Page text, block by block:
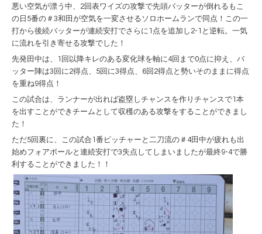
悪い空気が漂う中、2回表ワイズの攻撃で先頭バッターが倒れるもこ
の日5番の＃3和田が空気を一変させるソロホームランで同点！この一
打から後続バッターが連続安打でさらに1点を追加し2-1と逆転。一気
に流れを引き寄せる攻撃でした！
先発田中は、1回以降キレのある変化球を軸に4回まで0点に抑え、バ
ッター陣は3回に2得点、5回に3得点、6回2得点と勢いそのままに得点
を重ね9得点！
この試合は、ランナーが出れば盗塁しチャンスを作りチャンスで1本
を出すことができチームとして収穫のある攻撃をすることができまし
た！
ただ5回裏に、この試合1番ピッチャーと二刀流の＃4田中が疲れも出
始めフォアボールと連続安打で3失点してしまいましたが最終9-4で勝
利することができました！！